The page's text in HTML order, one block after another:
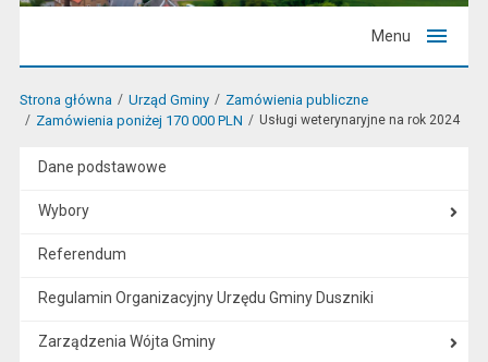
Menu
Strona główna Urząd Gminy
Zamówienia publiczne
Zamówienia poniżej 170 000 PLN
Usługi weterynaryjne na rok 2024
Dane podstawowe
Wybory
Referendum
Regulamin Organizacyjny Urzędu Gminy Duszniki
Zarządzenia Wójta Gminy